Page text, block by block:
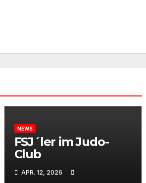
NEWS
FSJ´ler im Judo-
Club
APR. 12, 2026